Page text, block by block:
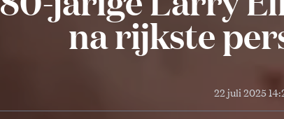
na rijkste
22 juli 2025